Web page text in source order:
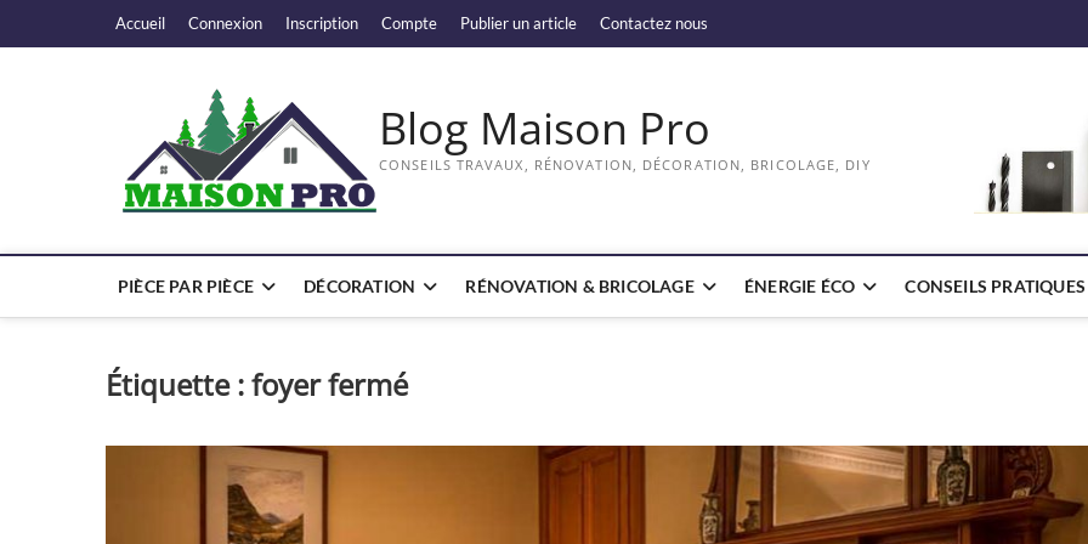
Accueil Connexion Inscription Compte Publier un article Contactez nous
Blog Maison Pro
CONSEILS TRAVAUX, RÉNOVATION, DÉCORATION, BRICOLAGE, DIY
PIÈCE PAR PIÈCE DÉCORATION RÉNOVATION & BRICOLAGE ÉNERGIE ÉCO CONSEILS PRATIQUES
Étiquette :foyer fermé